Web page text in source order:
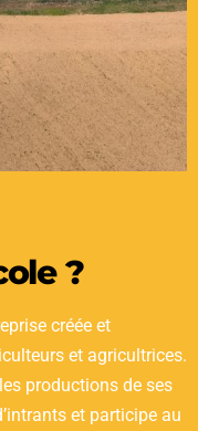
?
créée et
et agricultrices.
productions de ses
et participe au